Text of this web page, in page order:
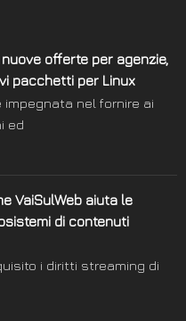
offerte per agenzie,
pacchetti per Linux
impegnata nel fornire ai
ed
VaiSulWeb aiuta le
di contenuti
i diritti streaming di